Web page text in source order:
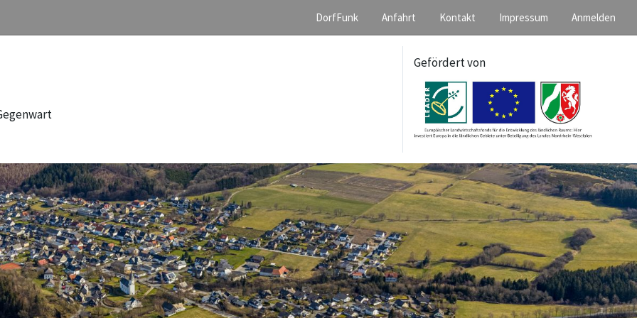
DorfFunk Anfahrt Kontakt Impressum Anmelden
Gefördert von